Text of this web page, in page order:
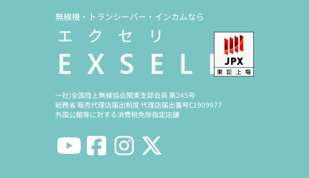
無線機・トランシーバー・インカムなら
一社)全国陸上無線協会関東支部会員 第245号
総務省 販売代理店届出制度 代理店届出番号C1909977
外国公館等に対する消費税免除指定店舗